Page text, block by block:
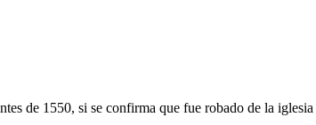
de 1550, si se confirma que fue robado de la